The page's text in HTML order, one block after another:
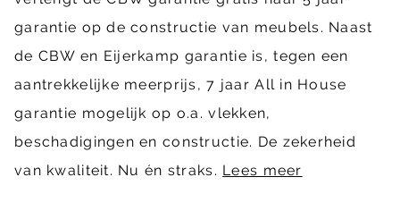
garantie op de constructie van meubels. Naast
de CBW en Eijerkamp garantie is, tegen een
aantrekkelijke meerprijs, 7 jaar All in House
garantie mogelijk op o.a. vlekken,
beschadigingen en constructie. De zekerheid
van kwaliteit. Nu én straks. Lees meer